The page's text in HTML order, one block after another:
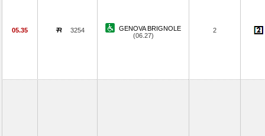
05.35 3254
GENOVA BRIGNOLE
(06.27)
2